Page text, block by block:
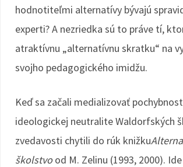
hodnotiteľmi alternatívy bývajú
experti? A nezriedka sú to práve tí,
atraktívnu „alternatívnu skratku“ na
svojho pedagogického imidžu.
Keď sa začali medializovať
ideologickej neutralite Waldorfských
zvedavosti chytili do rúk knižku
školstvood M. Zelinu (1993, 2000).